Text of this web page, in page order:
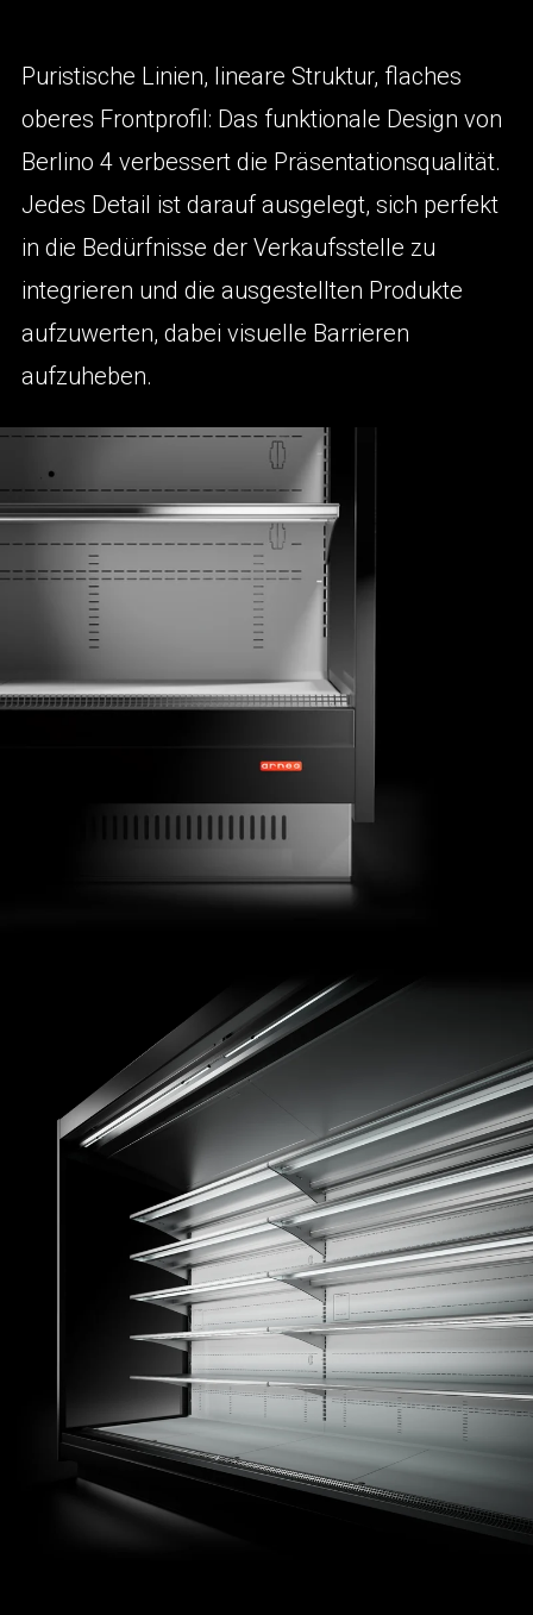
Puristische Linien, lineare Struktur, flaches
oberes Frontprofil: Das funktionale Design von
Berlino 4 verbessert die Präsentationsqualität.
Jedes Detail ist darauf ausgelegt, sich perfekt
in die Bedürfnisse der Verkaufsstelle zu
integrieren und die ausgestellten Produkte
aufzuwerten, dabei visuelle Barrieren
aufzuheben.